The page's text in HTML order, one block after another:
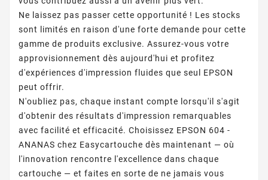
Ne laissez pas passer cette opportunité ! Les stocks
sont limités en raison d'une forte demande pour cette
gamme de produits exclusive. Assurez-vous votre
approvisionnement dès aujourd'hui et profitez
d'expériences d'impression fluides que seul EPSON
peut offrir.
N'oubliez pas, chaque instant compte lorsqu'il s'agit
d'obtenir des résultats d'impression remarquables
avec facilité et efficacité. Choisissez EPSON 604 -
ANANAS chez Easycartouche dès maintenant — où
l'innovation rencontre l'excellence dans chaque
cartouche — et faites en sorte de ne jamais vous